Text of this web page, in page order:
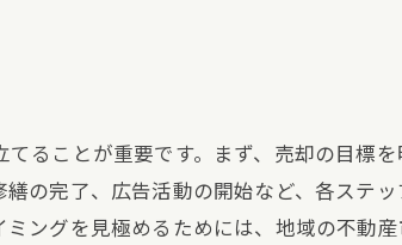
に押さえておくべき重要なポイントとは
セスの流れと注意点
ることが重要です。まず、売却の目標
の完了、広告活動の開始など、各ステ
ングを見極めるためには、地域の不動